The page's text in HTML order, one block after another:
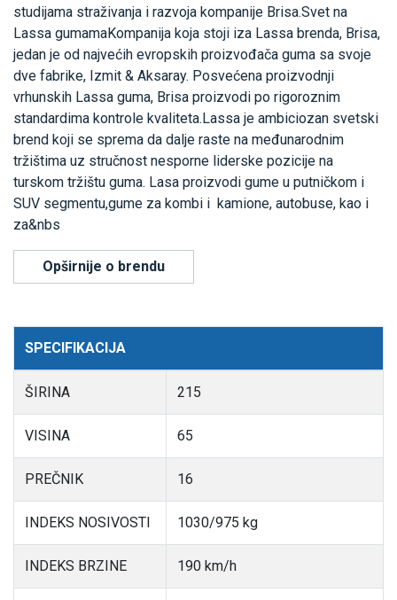
studijama straživanja i razvoja kompanije Brisa.Svet na
Lassa gumamaKompanija koja stoji iza Lassa brenda, Brisa,
jedan je od najvećih evropskih proizvođača guma sa svoje
dve fabrike, Izmit & Aksaray. Posvećena proizvodnji
vrhunskih Lassa guma, Brisa proizvodi po rigoroznim
standardima kontrole kvaliteta.Lassa je ambiciozan svetski
brend koji se sprema da dalje raste na međunarodnim
tržištima uz stručnost nesporne liderske pozicije na
turskom tržištu guma. Lasa proizvodi gume u putničkom i
SUV segmentu,gume za kombi i kamione, autobuse, kao i
za&nbs
Opširnije o brendu
SPECIFIKACIJA
ŠIRINA 215
VISINA 65
PREČNIK 16
INDEKS NOSIVOSTI 1030/975 kg
INDEKS BRZINE 190 km/h